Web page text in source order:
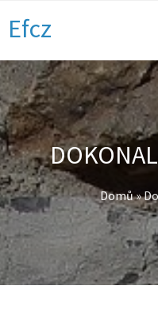
Efcz
Domů»